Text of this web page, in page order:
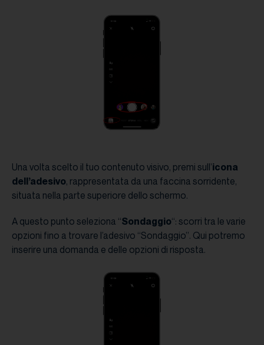
Una volta scelto il tuo contenuto visivo, premi sull’icona
dell’adesivo, rappresentata da una faccina sorridente,
situata nella parte superiore dello schermo.
A questo punto seleziona “Sondaggio“: scorri tra le varie
opzioni fino a trovare l’adesivo “Sondaggio”. Qui potremo
inserire una domanda e delle opzioni di risposta.